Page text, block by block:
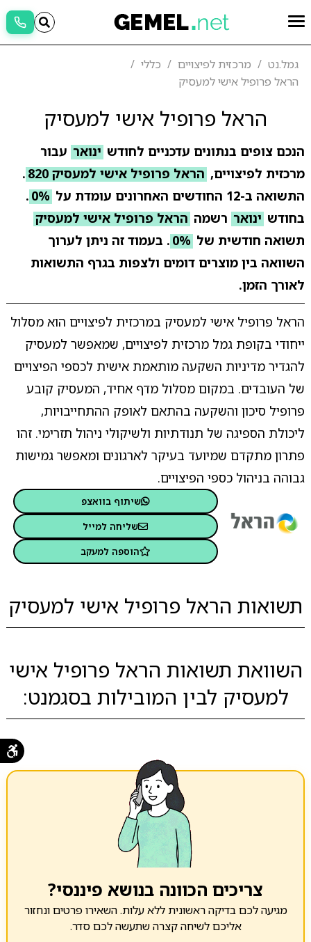
גמל.נט מרכזית לפיצויים
כללי
הראל פרופיל אישי למעסיק
הראל פרופיל אישי למעסיק
הנכם צופים בנתונים עדכניים לחודש ינואר עבור
מרכזית לפיצויים, הראל פרופיל אישי למעסיק 820
.
התשואה ב-12 החודשים האחרונים עומדת על
0%
.
בחודש ינואר רשמה הראל פרופיל אישי למעסיק
תשואה חודשית של 0% . בעמוד זה ניתן לערוך
השוואה בין מוצרים דומים ולצפות בגרף התשואות
לאורך הזמן.
הראל פרופיל אישי למעסיק במרכזית לפיצויים הוא מסלול
ייחודי בקופת גמל מרכזית לפיצויים, שמאפשר למעסיק
להגדיר מדיניות השקעה מותאמת אישית לכספי הפיצויים
של העובדים. במקום מסלול מדף אחיד, המעסיק קובע
פרופיל סיכון והשקעה בהתאם לאופק ההתחייבויות,
ליכולת הספיגה של תנודתיות ולשיקולי ניהול תזרימי. זהו
פתרון מתקדם שמיועד בעיקר לארגונים ומאפשר גמישות
גבוהה בניהול כספי הפיצויים.
שיתוף בוואצפ
שליחה למייל
הוספה למעקב
תשואות הראל פרופיל אישי למעסיק
השוואת תשואות הראל פרופיל אישי
למעסיק לבין המובילות בסגמנט:
צריכים הכוונה בנושא פיננסי?
מגיעה לכם בדיקה ראשונית ללא עלות. השאירו פרטים ונחזור
אליכם לשיחה קצרה שתעשה לכם סדר.